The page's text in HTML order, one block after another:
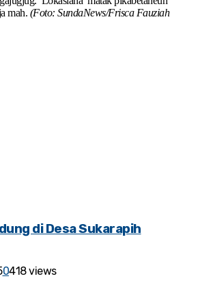
mah. (Foto: SundaNews/Frisca Fauziah
di Desa Sukarapih
0418 views